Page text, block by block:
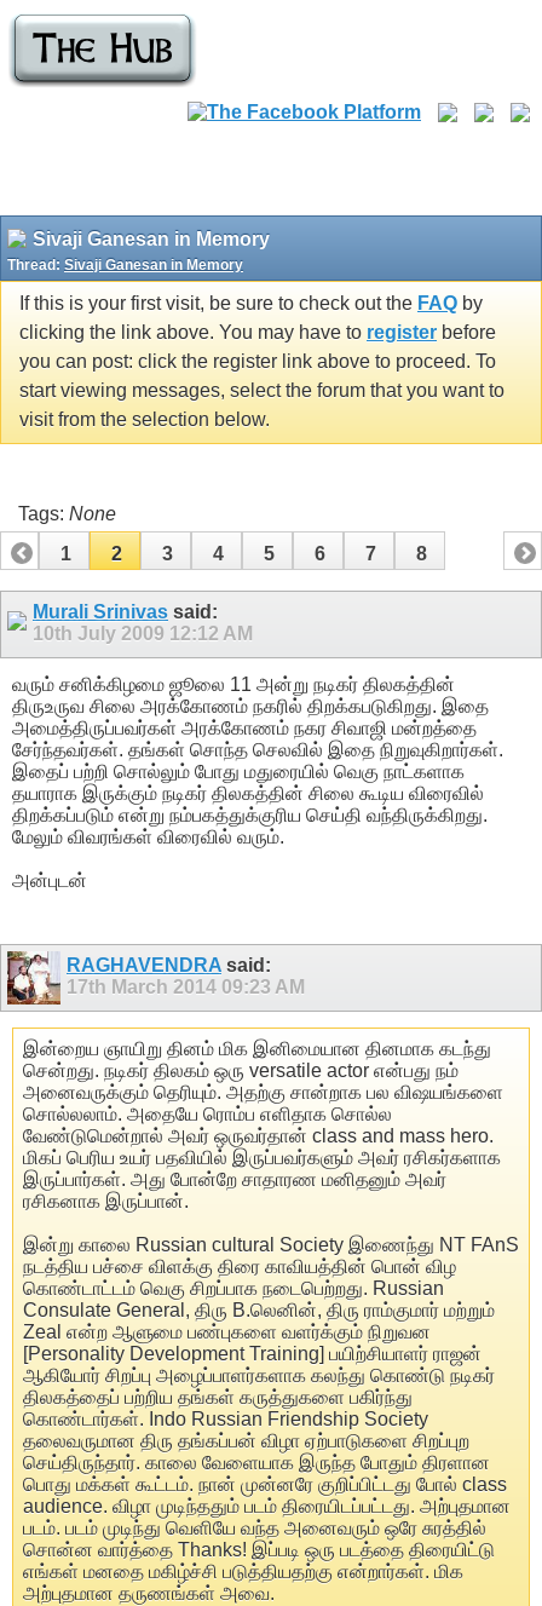
Sivaji Ganesan in Memory
Thread: Sivaji Ganesan in Memory
If this is your first visit, be sure to check out the FAQ by
clicking the link above. You may have to register before
you can post: click the register link above to proceed. To
start viewing messages, select the forum that you want to
visit from the selection below.
Tags: None
1
2 3 4 5 6 7 8
Murali Srinivas said:
10th July 2009 12:12 AM
வரும் சனிக்கிழமை ஜூலை 11 அன்று நடிகர் திலகத்தின்
திருஉருவ சிலை அரக்கோணம் நகரில் திறக்கபடுகிறது. இதை
அமைத்திருப்பவர்கள் அரக்கோணம் நகர சிவாஜி மன்றத்தை
சேர்ந்தவர்கள். தங்கள் சொந்த செலவில் இதை நிறுவுகிறார்கள்.
இதைப் பற்றி சொல்லும் போது மதுரையில் வெகு நாட்களாக
தயாராக இருக்கும் நடிகர் திலகத்தின் சிலை கூடிய விரைவில்
திறக்கப்படும் என்று நம்பகத்துக்குரிய செய்தி வந்திருக்கிறது.
மேலும் விவரங்கள் விரைவில் வரும்.
அன்புடன்
RAGHAVENDRA said:
17th March 2014 09:23 AM
இன்றைய ஞாயிறு தினம் மிக இனிமையான தினமாக கடந்து
சென்றது. நடிகர் திலகம் ஒரு versatile actor என்பது நம்
அனைவருக்கும் தெரியும். அதற்கு சான்றாக பல விஷயங்களை
சொல்லலாம். அதையே ரொம்ப எளிதாக சொல்ல
வேண்டுமென்றால் அவர் ஒருவர்தான் class and mass hero.
மிகப் பெரிய உயர் பதவியில் இருப்பவர்களும் அவர் ரசிகர்களாக
இருப்பார்கள். அது போன்றே சாதாரண மனிதனும் அவர்
ரசிகனாக இருப்பான்.
இன்று காலை Russian cultural Society இணைந்து NT FAnS
நடத்திய பச்சை விளக்கு திரை காவியத்தின் பொன் விழ
கொண்டாட்டம் வெகு சிறப்பாக நடைபெற்றது. Russian
Consulate General, திரு B.லெனின், திரு ராம்குமார் மற்றும்
Zeal என்ற ஆளுமை பண்புகளை வளர்க்கும் நிறுவன
[Personality Development Training] பயிற்சியாளர் ராஜன்
ஆகியோர் சிறப்பு அழைப்பாளர்களாக கலந்து கொண்டு நடிகர்
திலகத்தைப் பற்றிய தங்கள் கருத்துகளை பகிர்ந்து
கொண்டார்கள். Indo Russian Friendship Society
தலைவருமான திரு தங்கப்பன் விழா ஏற்பாடுகளை சிறப்புற
செய்திருந்தார். காலை வேளையாக இருந்த போதும் திரளான
பொது மக்கள் கூட்டம். நான் முன்னரே குறிப்பிட்டது போல் class
audience. விழா முடிந்ததும் படம் திரையிடப்பட்டது. அற்புதமான
படம். படம் முடிந்து வெளியே வந்த அனைவரும் ஒரே சுரத்தில்
சொன்ன வார்த்தை Thanks! இப்படி ஒரு படத்தை திரையிட்டு
எங்கள் மனதை மகிழ்ச்சி படுத்தியதற்கு என்றார்கள். மிக
அற்புதமான தருணங்கள் அவை.